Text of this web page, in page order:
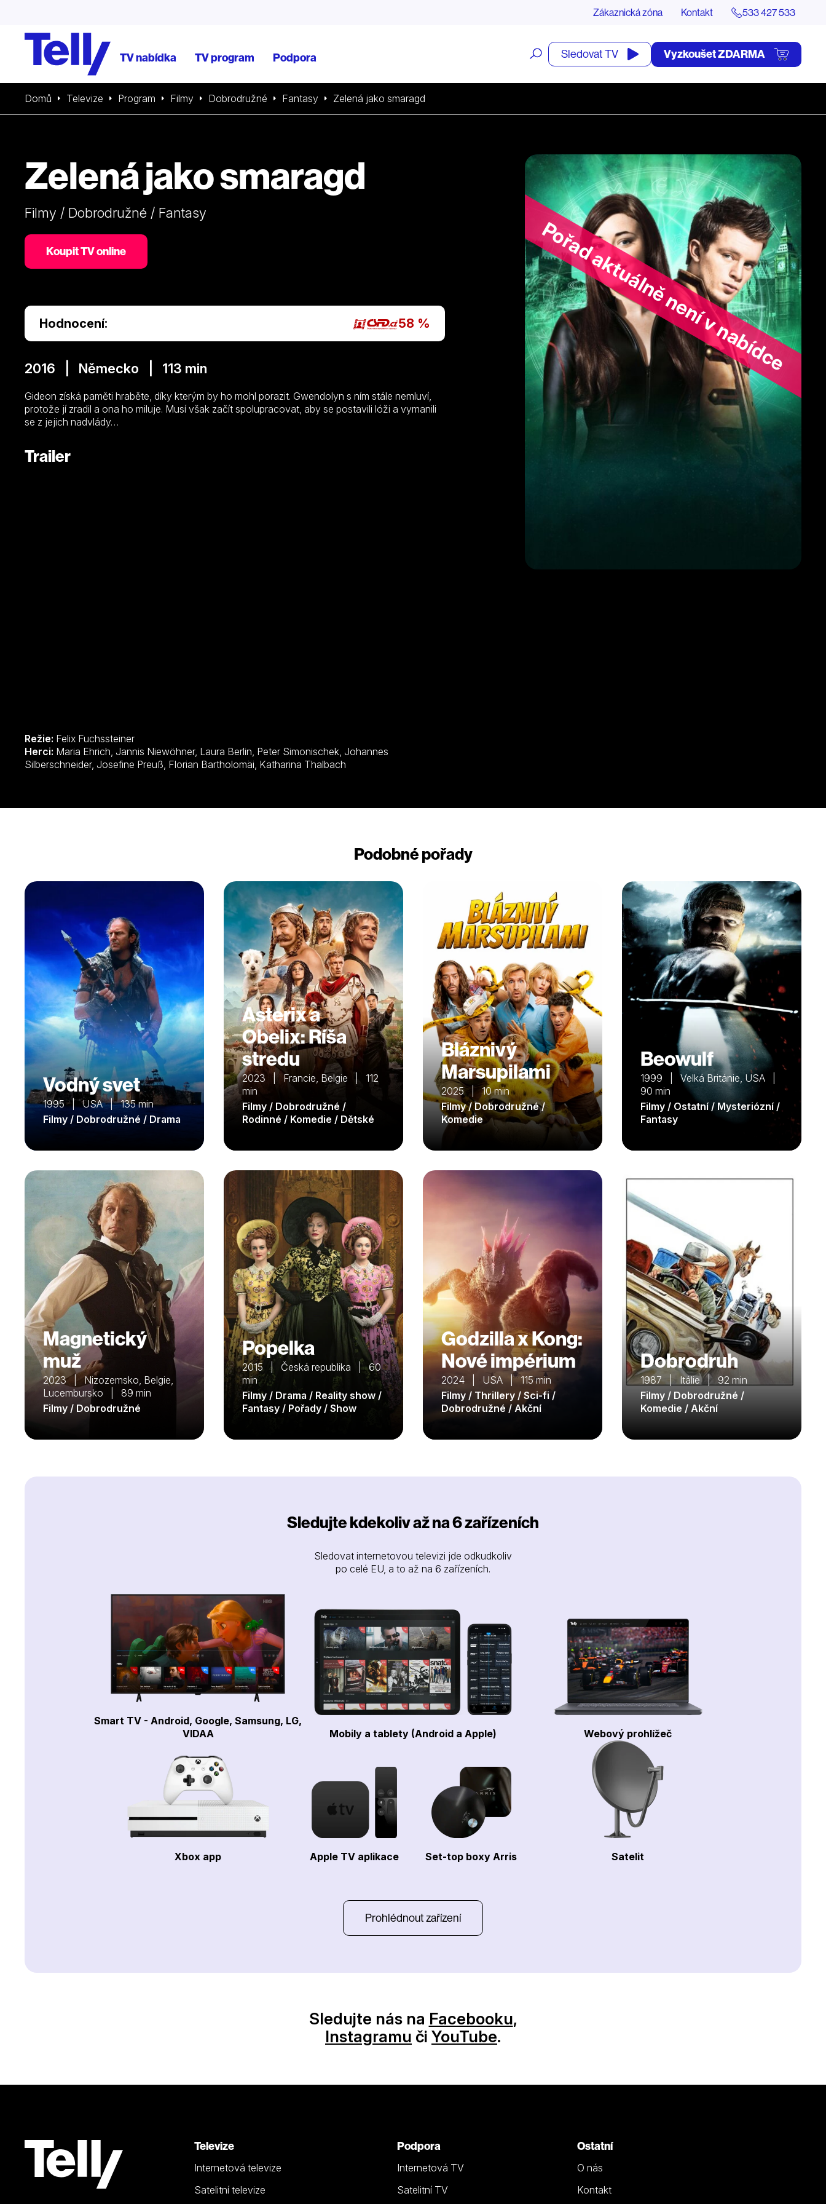
Zákaznická zóna Kontakt 533 427 533
TV nabídka TV program Podpora
Otevřít
vyhledávání
Sledovat TV Vyzkoušet ZDARMA
Domů Televize Program Filmy Dobrodružné Fantasy Zelená jako smaragd
Pořad aktuálně není v nabídce
Zelená jako smaragd
Filmy / Dobrodružné / Fantasy
Koupit TV online
Hodnocení: 58 %
2016 | Německo | 113 min
Gideon získá paměti hraběte, díky kterým by ho mohl porazit. Gwendolyn s ním stále nemluví,
protože jí zradil a ona ho miluje. Musí však začít spolupracovat, aby se postavili lóži a vymanili
se z jejich nadvlády…
Trailer
Režie: Felix Fuchssteiner
Herci:
Silberschneider, Josefine Preuß, Florian Bartholomäi, Katharina Thalbach
Podobné pořady
Vodný svet
1995 | USA | 135 min
Filmy / Dobrodružné / Drama
Asterix a
Obelix: Ríša
stredu
2023 | Francie, Belgie | 112
min
Filmy / Dobrodružné /
Rodinné / Komedie / Dětské
Bláznivý
Marsupilami
2025 | 10 min
Filmy / Dobrodružné /
Komedie
Beowulf
1999 | Velká Británie, USA |
90 min
Filmy / Ostatní / Mysteriózní /
Fantasy
Magnetický
muž
2023 | Nizozemsko, Belgie,
Lucembursko | 89 min
Filmy / Dobrodružné
Popelka
2015 | Česká republika | 60
min
Filmy / Drama / Reality show /
Fantasy / Pořady / Show
Godzilla x Kong:
Nové impérium
2024 | USA | 115 min
Filmy / Thrillery / Sci-fi /
Dobrodružné / Akční
Dobrodruh
1987 | Itálie | 92 min
Filmy / Dobrodružné /
Komedie / Akční
Sledujte kdekoliv až na 6 zařízeních
Sledovat internetovou televizi jde odkudkoliv
po celé EU, a to až na 6 zařízeních.
Smart TV - Android, Google, Samsung, LG,
VIDAA
Mobily a tablety (Android a Apple) Webový prohlížeč
Xbox app Apple TV aplikace Set-top boxy Arris Satelit
Prohlédnout zařízení
Sledujte nás na Facebooku,
Instagramu či YouTube.
Televize
Internetová televize
Satelitní televize
Podpora
Internetová TV
Satelitní TV
Ostatní
O nás
Kontakt